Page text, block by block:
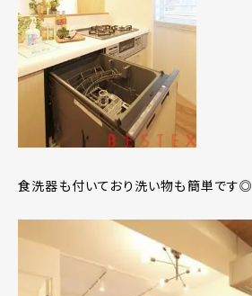
食洗器も付いており洗い物も簡単です◎